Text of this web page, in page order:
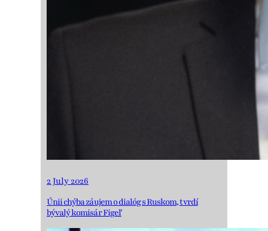
2 July 2026
Únii chýba záujem o dialóg s Ruskom, tvrdí
bývalý komisár Figeľ